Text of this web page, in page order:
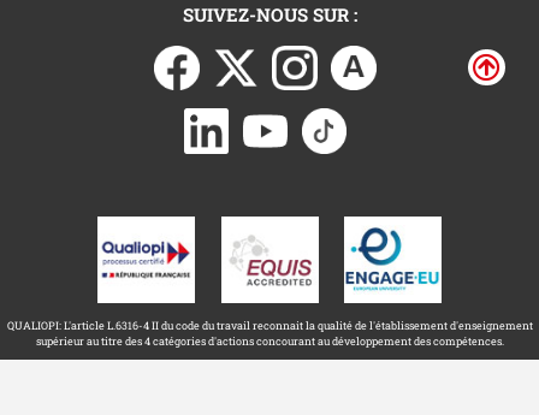
SUIVEZ-NOUS SUR :
QUALIOPI: L'article L.6316-4 II du code du travail reconnait la qualité de l'établissement d'enseignement
supérieur au titre des 4 catégories d'actions concourant au développement des compétences.